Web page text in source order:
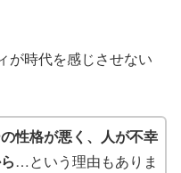
が時代を感じさせない
性格が悪く、人が不幸
…という理由もありま